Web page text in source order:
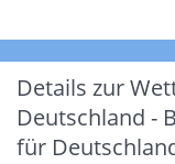
Details zur
Deutschland -
für